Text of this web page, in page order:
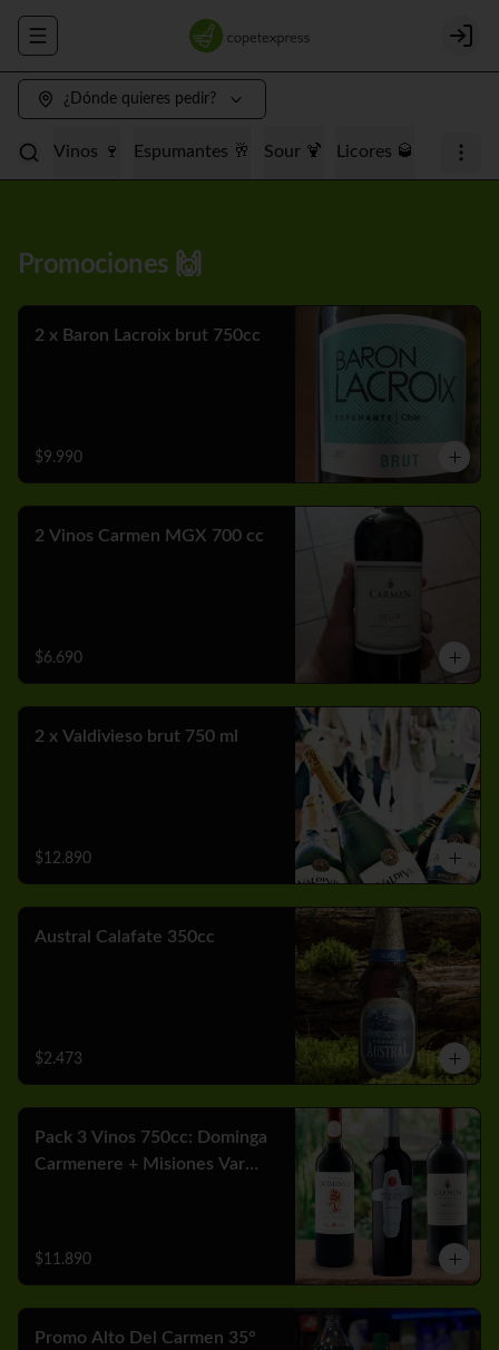
Abrir menu de navegación Login
¿Dónde quieres pedir?
Promociones 🙌 Cervezas 🍺 Vinos 🍷 Espumantes 🥂
Promociones 🙌
2 x Baron Lacroix brut 750cc
$9.990
2 Vinos Carmen MGX 700 cc
$6.690
2 x Valdivieso brut 750 ml
$12.890
Austral Calafate 350cc
$2.473
Pack 3 Vinos 750cc: Dominga
Carmenere + Misiones Var
$11.890
Promo Alto Del Carmen 35°